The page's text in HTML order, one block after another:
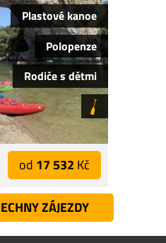
Plastové kanoe
Polopenze
Rodiče s dětmi
od 17 532 Kč
ZÁJEZDY